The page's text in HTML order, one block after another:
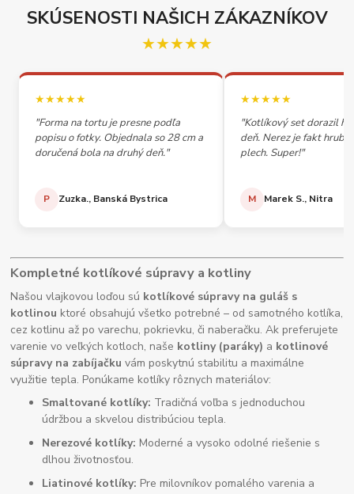
SKÚSENOSTI NAŠICH ZÁKAZNÍKOV
★★★★★
★★★★★
"Forma na tortu je presne podľa
popisu o fotky. Objednala so 28 cm a
doručená bola na druhý deň."
P Zuzka., Banská Bystrica
★★★★★
"Kotlíkový set dorazil
deň. Nerez je fakt
plech. Super!"
M Marek S., Nitra
Kompletné kotlíkové súpravy a kotliny
Našou vlajkovou loďou sú kotlíkové súpravy na guláš s
kotlinou ktoré obsahujú všetko potrebné – od samotného kotlíka,
cez kotlinu až po varechu, pokrievku, či naberačku. Ak preferujete
varenie vo veľkých kotloch, naše kotliny (paráky) a kotlinové
súpravy na zabíjačku vám poskytnú stabilitu a maximálne
využitie tepla. Ponúkame kotlíky rôznych materiálov:
Smaltované kotlíky: Tradičná voľba s jednoduchou
údržbou a skvelou distribúciou tepla.
Nerezové kotlíky: Moderné a vysoko odolné riešenie s
dlhou životnosťou.
Liatinové kotlíky: Pre milovníkov pomalého varenia a